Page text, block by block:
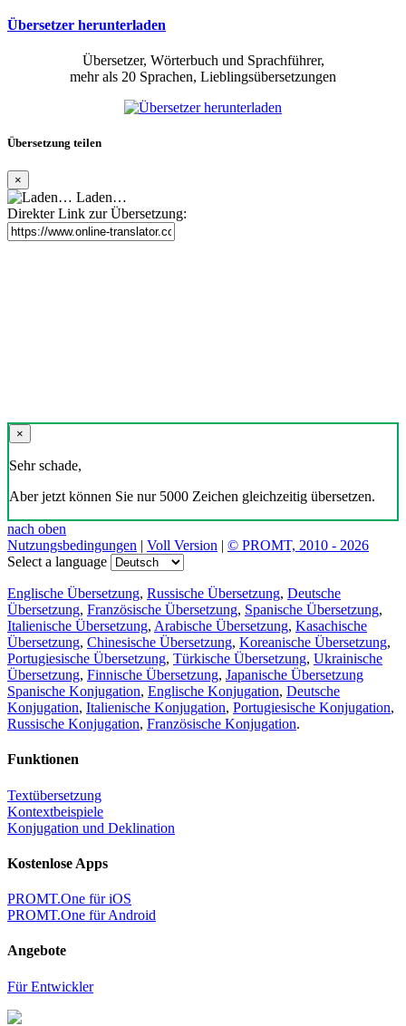
Übersetzer herunterladen
Übersetzer, Wörterbuch und Sprachführer,
mehr als 20 Sprachen, Lieblingsübersetzungen
Übersetzung teilen
×
Laden…
Direkter Link zur Übersetzung:
×
Sehr schade,
Aber jetzt können Sie nur 5000 Zeichen gleichzeitig übersetzen.
nach oben
Nutzungsbedingungen | Voll Version | © PROMT, 2010 - 2026
Select a language
Englische Übersetzung, Russische Übersetzung, Deutsche
Übersetzung, Französische Übersetzung, Spanische Übersetzung,
Italienische Übersetzung, Arabische Übersetzung, Kasachische
Übersetzung, Chinesische Übersetzung, Koreanische Übersetzung,
Portugiesische Übersetzung, Türkische Übersetzung, Ukrainische
Übersetzung, Finnische Übersetzung, Japanische Übersetzung
Spanische Konjugation, Englische Konjugation, Deutsche
Konjugation, Italienische Konjugation, Portugiesische Konjugation,
Russische Konjugation, Französische Konjugation.
Funktionen
Textübersetzung
Kontextbeispiele
Konjugation und Deklination
Kostenlose Apps
PROMT.One für iOS
PROMT.One für Android
Angebote
Für Entwickler